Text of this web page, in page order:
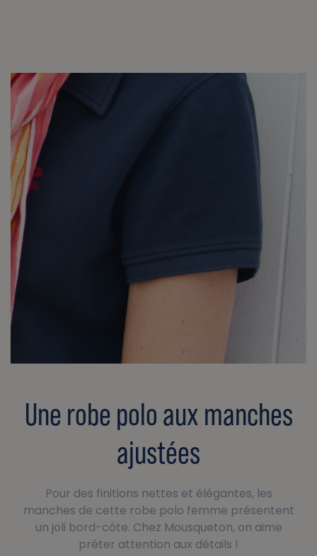
Une robe polo aux manches
ajustées
Pour des finitions nettes et élégantes, les
manches de cette robe polo femme présentent
un joli bord-côte. Chez Mousqueton, on aime
prêter attention aux détails !